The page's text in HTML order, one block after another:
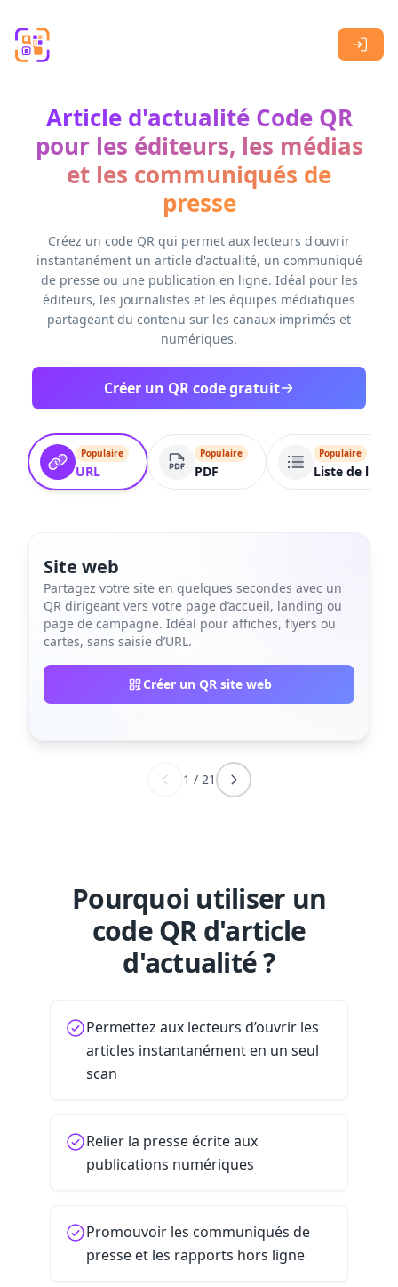
Article d'actualité Code QR
pour les éditeurs, les médias
et les communiqués de
presse
Créez un code QR qui permet aux lecteurs d'ouvrir
instantanément un article d'actualité, un communiqué
de presse ou une publication en ligne. Idéal pour les
éditeurs, les journalistes et les équipes médiatiques
partageant du contenu sur les canaux imprimés et
numériques.
Créer un QR code gratuit
Populaire
URL
Populaire
PDF
Populaire
Liste de liens
Site web
Partagez votre site en quelques secondes avec un
QR dirigeant vers votre page d’accueil, landing ou
page de campagne. Idéal pour affiches, flyers ou
cartes, sans saisie d’URL.
Créer un QR site web
1 / 21
Pourquoi utiliser un
code QR d'article
d'actualité ?
Permettez aux lecteurs d’ouvrir les
articles instantanément en un seul
scan
Relier la presse écrite aux
publications numériques
Promouvoir les communiqués de
presse et les rapports hors ligne